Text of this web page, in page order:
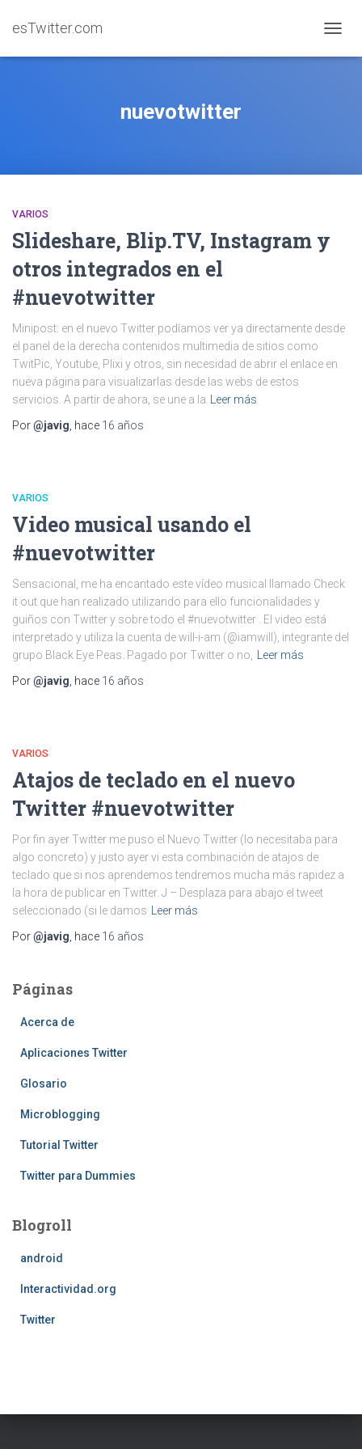
esTwitter.com
nuevotwitter
VARIOS
Slideshare, Blip.TV, Instagram y
otros integrados en el
#nuevotwitter
Minipost: en el nuevo Twitter podíamos ver ya directamente desde
el panel de la derecha contenidos multimedia de sitios como
TwitPic, Youtube, Plixi y otros, sin necesidad de abrir el enlace en
nueva página para visualizarlas desde las webs de estos
servicios. A partir de ahora, se une a la
Leer más
Por@javig , hace 16 años
VARIOS
Video musical usando el
#nuevotwitter
Sensacional, me ha encantado este vídeo musical llamado Check
it out que han realizado utilizando para ello funcionalidades y
guiños con Twitter y sobre todo el #nuevotwitter . El video está
interpretado y utiliza la cuenta de will-i-am (@iamwill), integrante del
grupo Black Eye Peas. Pagado por Twitter o no,
Leer más
Por@javig , hace 16 años
VARIOS
Atajos de teclado en el nuevo
Twitter #nuevotwitter
Por fin ayer Twitter me puso el Nuevo Twitter (lo necesitaba para
algo concreto) y justo ayer vi esta combinación de atajos de
teclado que si nos aprendemos tendremos mucha más rapidez a
la hora de publicar en Twitter. J – Desplaza para abajo el tweet
seleccionado (si le damos
Leer más
Por@javig , hace 16 años
Páginas
Acerca de
Aplicaciones Twitter
Glosario
Microblogging
Tutorial Twitter
Twitter para Dummies
Blogroll
android
Interactividad.org
Twitter